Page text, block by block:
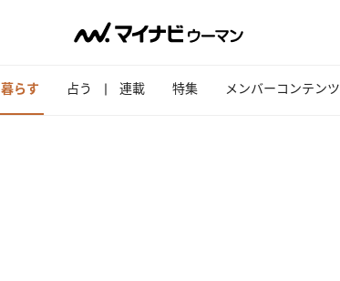
暮らす 占う 連載 特集 メンバーコンテンツ